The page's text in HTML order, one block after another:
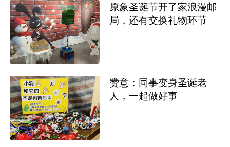
原象圣诞节开了家浪漫邮
局，还有交换礼物环节
赞意：同事变身圣诞老
人，一起做好事